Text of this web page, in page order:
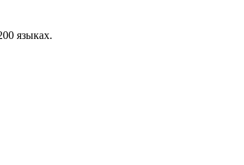
языках.